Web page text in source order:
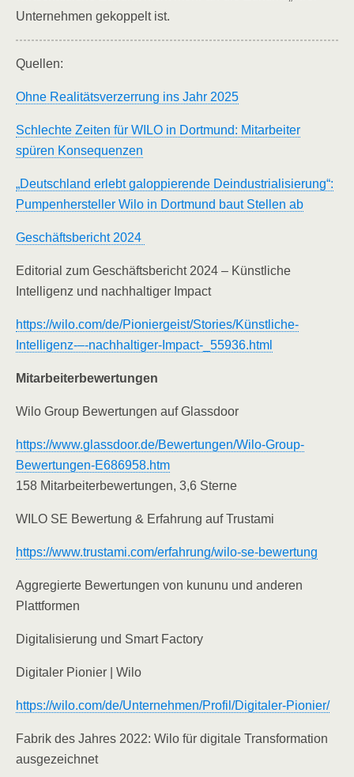
Unternehmen gekoppelt ist.
Quellen:
Ohne Realitätsverzerrung ins Jahr 2025
Schlechte Zeiten für WILO in Dortmund: Mitarbeiter
spüren Konsequenzen
„Deutschland erlebt galoppierende Deindustrialisierung“:
Pumpenhersteller Wilo in Dortmund baut Stellen ab
Geschäftsbericht 2024
Editorial zum Geschäftsbericht 2024 – Künstliche
Intelligenz und nachhaltiger Impact
https://wilo.com/de/Pioniergeist/Stories/Künstliche-
Intelligenz-–-nachhaltiger-Impact-_55936.html
Mitarbeiterbewertungen
Wilo Group Bewertungen auf Glassdoor
https://www.glassdoor.de/Bewertungen/Wilo-Group-
Bewertungen-E686958.htm
158 Mitarbeiterbewertungen, 3,6 Sterne
WILO SE Bewertung & Erfahrung auf Trustami
https://www.trustami.com/erfahrung/wilo-se-bewertung
Aggregierte Bewertungen von kununu und anderen
Plattformen
Digitalisierung und Smart Factory
Digitaler Pionier | Wilo
https://wilo.com/de/Unternehmen/Profil/Digitaler-Pionier/
Fabrik des Jahres 2022: Wilo für digitale Transformation
ausgezeichnet